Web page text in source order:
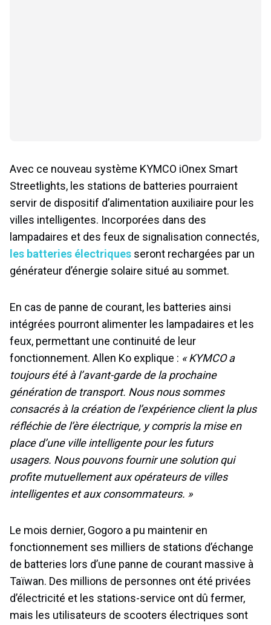
Avec ce nouveau système KYMCO iOnex Smart
Streetlights, les stations de batteries pourraient
servir de dispositif d’alimentation auxiliaire pour les
villes intelligentes. Incorporées dans des
lampadaires et des feux de signalisation connectés,
les batteries électriques seront rechargées par un
générateur d’énergie solaire situé au sommet.
En cas de panne de courant, les batteries ainsi
intégrées pourront alimenter les lampadaires et les
feux, permettant une continuité de leur
fonctionnement. Allen Ko explique : « KYMCO a
toujours été à l’avant-garde de la prochaine
génération de transport. Nous nous sommes
consacrés à la création de l’expérience client la plus
réfléchie de l’ère électrique, y compris la mise en
place d’une ville intelligente pour les futurs
usagers. Nous pouvons fournir une solution qui
profite mutuellement aux opérateurs de villes
intelligentes et aux consommateurs. »
Le mois dernier, Gogoro a pu maintenir en
fonctionnement ses milliers de stations d’échange
de batteries lors d’une panne de courant massive à
Taïwan. Des millions de personnes ont été privées
d’électricité et les stations-service ont dû fermer,
mais les utilisateurs de scooters électriques sont